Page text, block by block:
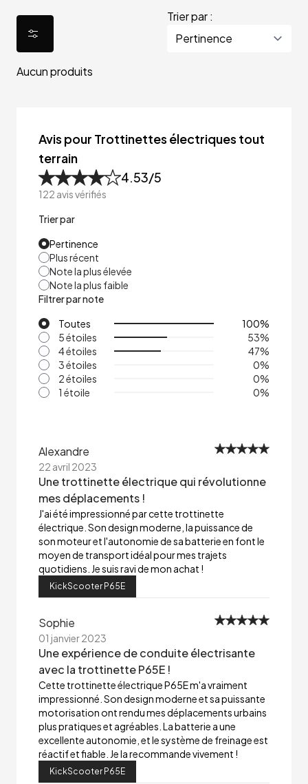
Trier par :
Aucun produits
Avis pour Trottinettes électriques tout
terrain
4.53/5
122 avis vérifiés
Trier par
Pertinence
Plus récent
Note la plus élevée
Note la plus faible
Filtrer par note
Toutes
100%
5 étoiles
53%
4 étoiles
47%
3 étoiles
0%
2 étoiles
0%
1 étoile
0%
Alexandre
22 avril 2023
Une trottinette électrique qui révolutionne
mes déplacements !
J'ai été impressionné par cette trottinette
électrique. Son design moderne, la puissance de
son moteur et l'autonomie de sa batterie en font le
moyen de transport idéal pour mes trajets
quotidiens. Je suis ravi de mon achat !
KickScooter P65E
Sophie
01 janvier 2023
Une expérience de conduite électrisante
avec la trottinette P65E !
Cette trottinette électrique P65E m'a vraiment
impressionné. Son design moderne et sa puissante
motorisation ont rendu mes déplacements urbains
plus pratiques et agréables. La batterie a une
excellente autonomie, et le système de freinage est
réactif et fiable. Je la recommande vivement !
KickScooter P65E